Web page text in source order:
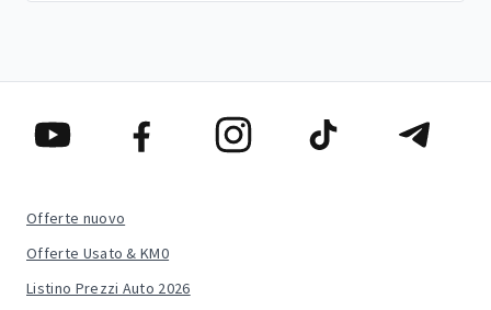
Offerte nuovo
Offerte Usato & KM0
Listino Prezzi Auto 2026